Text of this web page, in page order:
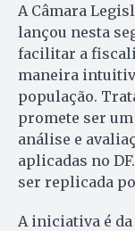
A Câmara
lançou nesta
facilitar a
maneira
população.
promete ser
análise e
aplicadas no
ser replicada
A iniciativa é